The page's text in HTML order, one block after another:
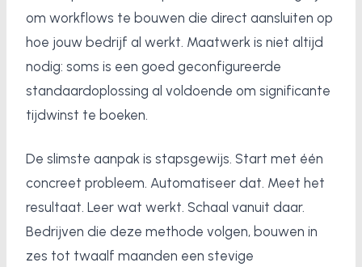
om workflows te bouwen die direct aansluiten op
hoe jouw bedrijf al werkt. Maatwerk is niet altijd
nodig: soms is een goed geconfigureerde
standaardoplossing al voldoende om significante
tijdwinst te boeken.
De slimste aanpak is stapsgewijs. Start met één
concreet probleem. Automatiseer dat. Meet het
resultaat. Leer wat werkt. Schaal vanuit daar.
Bedrijven die deze methode volgen, bouwen in
zes tot twaalf maanden een stevige